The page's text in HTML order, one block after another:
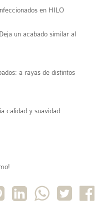
en HILO
un acabado similar al
a rayas de distintos
calidad y suavidad.